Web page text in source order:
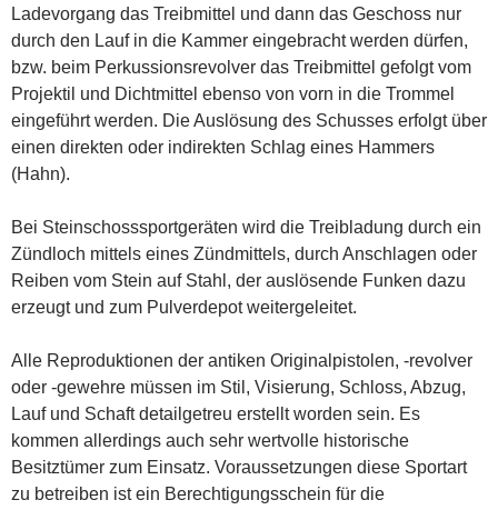
Ladevorgang das Treibmittel und dann das Geschoss nur
durch den Lauf in die Kammer eingebracht werden dürfen,
bzw. beim Perkussionsrevolver das Treibmittel gefolgt vom
Projektil und Dichtmittel ebenso von vorn in die Trommel
eingeführt werden. Die Auslösung des Schusses erfolgt über
einen direkten oder indirekten Schlag eines Hammers
(Hahn).
Bei Steinschosssportgeräten wird die Treibladung durch ein
Zündloch mittels eines Zündmittels, durch Anschlagen oder
Reiben vom Stein auf Stahl, der auslösende Funken dazu
erzeugt und zum Pulverdepot weitergeleitet.
Alle Reproduktionen der antiken Originalpistolen, -revolver
oder -gewehre müssen im Stil, Visierung, Schloss, Abzug,
Lauf und Schaft detailgetreu erstellt worden sein. Es
kommen allerdings auch sehr wertvolle historische
Besitztümer zum Einsatz. Voraussetzungen diese Sportart
zu betreiben ist ein Berechtigungsschein für die